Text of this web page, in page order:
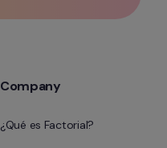
Company
¿Qué es Factorial?